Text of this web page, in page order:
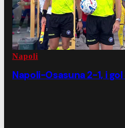
Napoli
Napoli-Osasuna 2-1, i